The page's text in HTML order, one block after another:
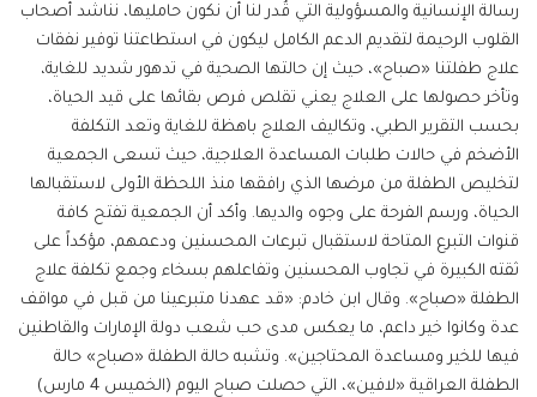
رسالة الإنسانية والمسؤولية التي قُدر لنا أن نكون حامليها، نناشد أصحاب
القلوب الرحيمة لتقديم الدعم الكامل ليكون في استطاعتنا توفير نفقات
علاج طفلتنا «صباح»، حيث إن حالتها الصحية في تدهور شديد للغاية،
وتأخر حصولها على العلاج يعني تقلص فرص بقائها على قيد الحياة،
بحسب التقرير الطبي، وتكاليف العلاج باهظة للغاية وتعد التكلفة
الأضخم في حالات طلبات المساعدة العلاجية، حيث تسعى الجمعية
لتخليص الطفلة من مرضها الذي رافقها منذ اللحظة الأولى لاستقبالها
الحياة، ورسم الفرحة على وجوه والديها. وأكد أن الجمعية تفتح كافة
قنوات التبرع المتاحة لاستقبال تبرعات المحسنين ودعمهم، مؤكداً على
ثقته الكبيرة في تجاوب المحسنين وتفاعلهم بسخاء وجمع تكلفة علاج
الطفلة «صباح». وقال ابن خادم: «قد عهدنا متبرعينا من قبل في مواقف
عدة وكانوا خير داعم، ما يعكس مدى حب شعب دولة الإمارات والقاطنين
فيها للخير ومساعدة المحتاجين». وتشبه حالة الطفلة «صباح» حالة
الطفلة العراقية «لافين»، التي حصلت صباح اليوم (الخميس 4 مارس)